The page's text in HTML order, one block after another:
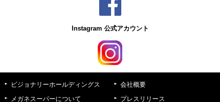
Instagram 公式アカウント
ビジョナリーホールディングス
メガネスーパーについて
会社概要
プレスリリース